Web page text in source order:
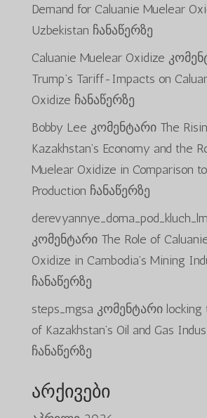
Demand for Caluanie Muelear
Uzbekistan ჩანაწერზე
Caluanie Muelear Oxidize
Trump’s Tariff-Impacts on
Oxidize ჩანაწერზე
Bobby Lee კომენტარი The
Kazakhstan’s Economy and the
Muelear Oxidize in Comparison
Production ჩანაწერზე
კომენტარი The Role of
Oxidize in Cambodia’s Mining
ჩანაწერზე
steps_mgsa კომენტარი locking
of Kazakhstan’s Oil and Gas
ჩანაწერზე
არქივები